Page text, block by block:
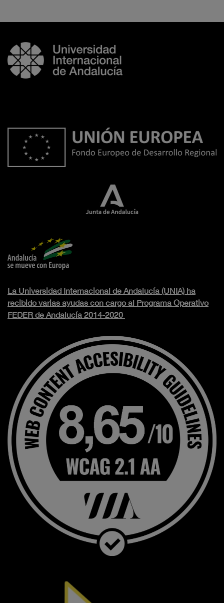
La Universidad Internacional de Andalucía (UNIA) ha
recibido varias ayudas con cargo al Programa Operativo
FEDER de Andalucía 2014-2020